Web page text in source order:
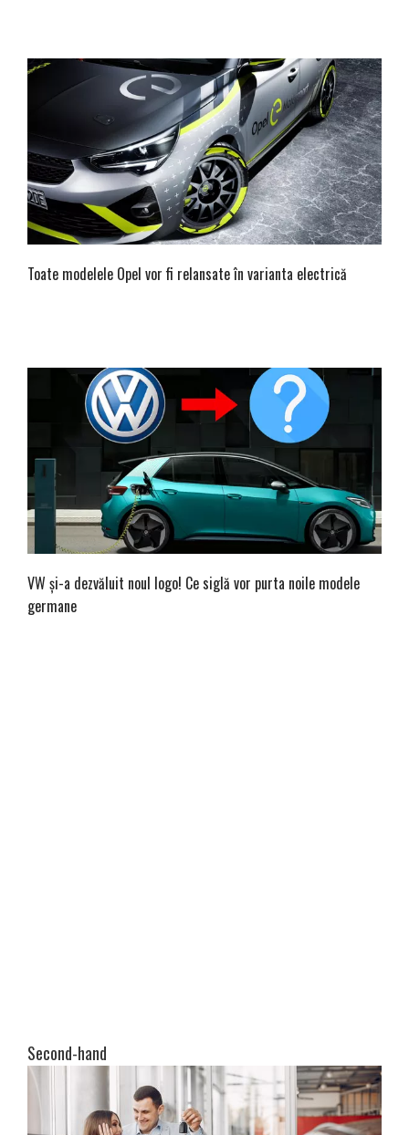
Toate modelele Opel vor fi relansate în varianta electrică
VW și-a dezvăluit noul logo! Ce siglă vor purta noile modele
germane
Second-hand